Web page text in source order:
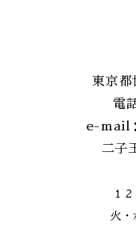
東京
電
e-mail
二子
１
火・